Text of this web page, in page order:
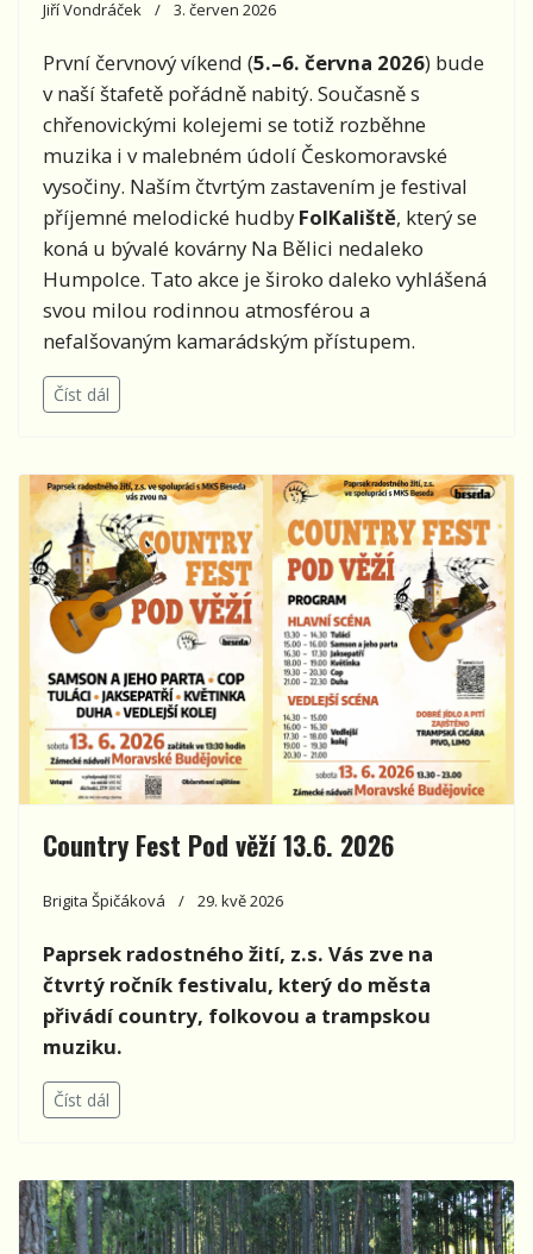
Jiří Vondráček 3. červen 2026
První červnový víkend (5.–6. června 2026) bude
v naší štafetě pořádně nabitý. Současně s
chřenovickými kolejemi se totiž rozběhne
muzika i v malebném údolí Českomoravské
vysočiny. Naším čtvrtým zastavením je festival
příjemné melodické hudby FolKaliště, který se
koná u bývalé kovárny Na Bělici nedaleko
Humpolce. Tato akce je široko daleko vyhlášená
svou milou rodinnou atmosférou a
nefalšovaným kamarádským přístupem.
Číst dál
Country Fest Pod věží 13.6. 2026
Brigita Špičáková 29. kvě 2026
Paprsek radostného žití, z.s. Vás zve na
čtvrtý ročník festivalu, který do města
přivádí country, folkovou a trampskou
muziku.
Číst dál